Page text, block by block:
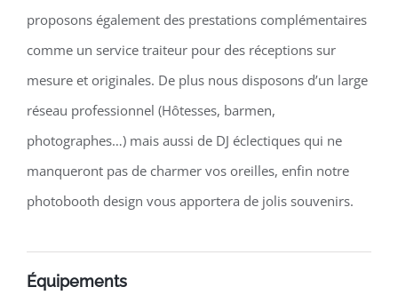
proposons également des prestations complémentaires
comme un service traiteur pour des réceptions sur
mesure et originales. De plus nous disposons d’un large
réseau professionnel (Hôtesses, barmen,
photographes…) mais aussi de DJ éclectiques qui ne
manqueront pas de charmer vos oreilles, enfin notre
photobooth design vous apportera de jolis souvenirs.
Équipements